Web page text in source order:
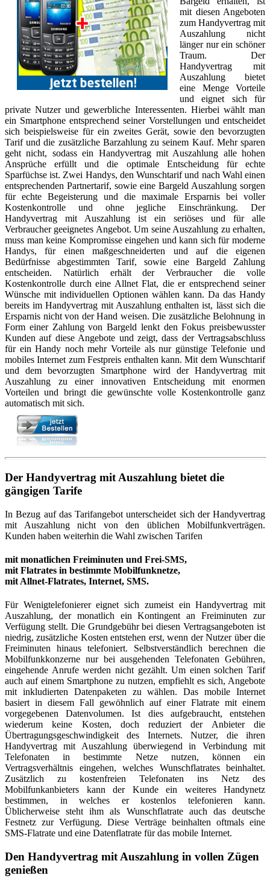
mit diesen Angeboten
zum Handyvertrag mit
Auszahlung nicht
länger nur ein schöner
Traum. Der
Handyvertrag mit
Auszahlung bietet
eine Menge Vorteile
und eignet sich für
private Nutzer und gewerbliche Interessenten. Hierbei wählt man
ein Smartphone entsprechend seiner Vorstellungen und entscheidet
sich beispielsweise für ein zweites Gerät, sowie den bevorzugten
Tarif und die zusätzliche Barzahlung zu seinem Kauf. Mehr sparen
geht nicht, sodass ein Handyvertrag mit Auszahlung alle hohen
Ansprüche erfüllt und die optimale Entscheidung für echte
Sparfüchse ist. Zwei Handys, den Wunschtarif und nach Wahl einen
entsprechenden Partnertarif, sowie eine Bargeld Auszahlung sorgen
für echte Begeisterung und die maximale Ersparnis bei voller
Kostenkontrolle und ohne jegliche Einschränkung. Der
Handyvertrag mit Auszahlung ist ein seriöses und für alle
Verbraucher geeignetes Angebot. Um seine Auszahlung zu erhalten,
muss man keine Kompromisse eingehen und kann sich für moderne
Handys, für einen maßgeschneiderten und auf die eigenen
Bedürfnisse abgestimmten Tarif, sowie eine Bargeld Zahlung
entscheiden. Natürlich erhält der Verbraucher die volle
Kostenkontrolle durch eine Allnet Flat, die er entsprechend seiner
Wünsche mit individuellen Optionen wählen kann. Da das Handy
bereits im Handyvertrag mit Auszahlung enthalten ist, lässt sich die
Ersparnis nicht von der Hand weisen. Die zusätzliche Belohnung in
Form einer Zahlung von Bargeld lenkt den Fokus preisbewusster
Kunden auf diese Angebote und zeigt, dass der Vertragsabschluss
für ein Handy noch mehr Vorteile als nur günstige Telefonie und
mobiles Internet zum Festpreis enthalten kann. Mit dem Wunschtarif
und dem bevorzugten Smartphone wird der Handyvertrag mit
Auszahlung zu einer innovativen Entscheidung mit enormen
Vorteilen und bringt die gewünschte volle Kostenkontrolle ganz
automatisch mit sich.
Der Handyvertrag mit Auszahlung bietet die
gängigen Tarife
In Bezug auf das Tarifangebot unterscheidet sich der Handyvertrag
mit Auszahlung nicht von den üblichen Mobilfunkverträgen.
Kunden haben weiterhin die Wahl zwischen Tarifen
mit monatlichen Freiminuten und Frei-SMS,
mit Flatrates in bestimmte Mobilfunknetze,
mit Allnet-Flatrates, Internet, SMS.
Für Wenigtelefonierer eignet sich zumeist ein Handyvertrag mit
Auszahlung, der monatlich ein Kontingent an Freiminuten zur
Verfügung stellt. Die Grundgebühr bei diesen Vertragsangeboten ist
niedrig, zusätzliche Kosten entstehen erst, wenn der Nutzer über die
Freiminuten hinaus telefoniert. Selbstverständlich berechnen die
Mobilfunkkonzerne nur bei ausgehenden Telefonaten Gebühren,
eingehende Anrufe werden nicht gezählt. Um einen solchen Tarif
auch auf einem Smartphone zu nutzen, empfiehlt es sich, Angebote
mit inkludierten Datenpaketen zu wählen. Das mobile Internet
basiert in diesem Fall gewöhnlich auf einer Flatrate mit einem
vorgegebenen Datenvolumen. Ist dies aufgebraucht, entstehen
wiederum keine Kosten, doch reduziert der Anbieter die
Übertragungsgeschwindigkeit des Internets. Nutzer, die ihren
Handyvertrag mit Auszahlung überwiegend in Verbindung mit
Telefonaten in bestimmte Netze nutzen, können ein
Vertragsverhältnis eingehen, welches Wunschflatrates beinhaltet.
Zusätzlich zu kostenfreien Telefonaten ins Netz des
Mobilfunkanbieters kann der Kunde ein weiteres Handynetz
bestimmen, in welches er kostenlos telefonieren kann.
Üblicherweise steht ihm als Wunschflatrate auch das deutsche
Festnetz zur Verfügung. Diese Verträge beinhalten oftmals eine
SMS-Flatrate und eine Datenflatrate für das mobile Internet.
Den Handyvertrag mit Auszahlung in vollen Zügen
genießen